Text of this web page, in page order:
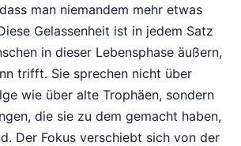
man niemandem mehr etwas
Gelassenheit ist in jedem Satz
in dieser Lebensphase äußern,
trifft. Sie sprechen nicht über
wie über alte Trophäen, sondern
die sie zu dem gemacht haben,
Der Fokus verschiebt sich von der